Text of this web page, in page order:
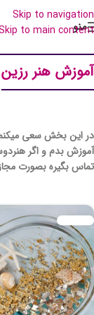
«هنر
امکان
همچنین
برای
منو
آموزش هنر رزین
در این بخش سعی میکنم
آموزش بدم و اگر
تماس بگیره بصورت